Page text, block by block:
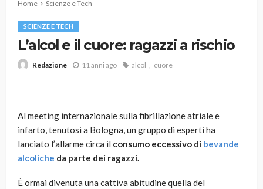
Home Scienze e Tech
SCIENZE E TECH
L’alcol e il cuore: ragazzi a rischio
Redazione 11 anni ago alcol cuore
Al meeting internazionale sulla fibrillazione atriale e
infarto, tenutosi a Bologna, un gruppo di esperti ha
lanciato l’allarme circa il consumo eccessivo di bevande
alcoliche da parte dei ragazzi.
È ormai divenuta una cattiva abitudine quella del